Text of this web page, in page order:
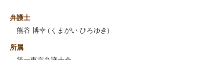
弁護士
熊谷 博幸 (くまがい ひろゆき)
所属